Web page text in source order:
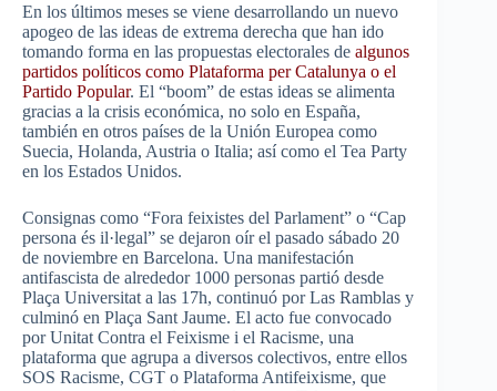
En los últimos meses se viene desarrollando un nuevo
apogeo de las ideas de extrema derecha que han ido
tomando forma en las propuestas electorales de algunos
partidos políticos como Plataforma per Catalunya o el
Partido Popular. El “boom” de estas ideas se alimenta
gracias a la crisis económica, no solo en España,
también en otros países de la Unión Europea como
Suecia, Holanda, Austria o Italia; así como el Tea Party
en los Estados Unidos.
Consignas como “Fora feixistes del Parlament” o “Cap
persona és il·legal” se dejaron oír el pasado sábado 20
de noviembre en Barcelona. Una manifestación
antifascista de alrededor 1000 personas partió desde
Plaça Universitat a las 17h, continuó por Las Ramblas y
culminó en Plaça Sant Jaume. El acto fue convocado
por Unitat Contra el Feixisme i el Racisme, una
plataforma que agrupa a diversos colectivos, entre ellos
SOS Racisme, CGT o Plataforma Antifeixisme, que